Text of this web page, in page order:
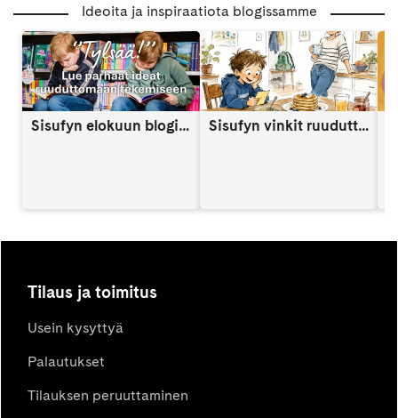
Ideoita ja inspiraatiota blogissamme
Sisufyn elokuun blogi: Näin vahvistat lapsen itsetuntoa someaikana Sisufyn vinkit ruuduttomaan päivään: Vinkki 9
Tilaus ja toimitus
Usein kysyttyä
Palautukset
Tilauksen peruuttaminen